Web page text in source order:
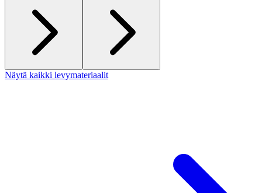
Näytä kaikki levymateriaalit